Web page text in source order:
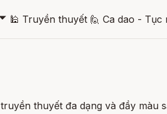
🕌 Truyền thuyết 🙋 Ca dao - Tục
thuyết đa dạng và đầy màu